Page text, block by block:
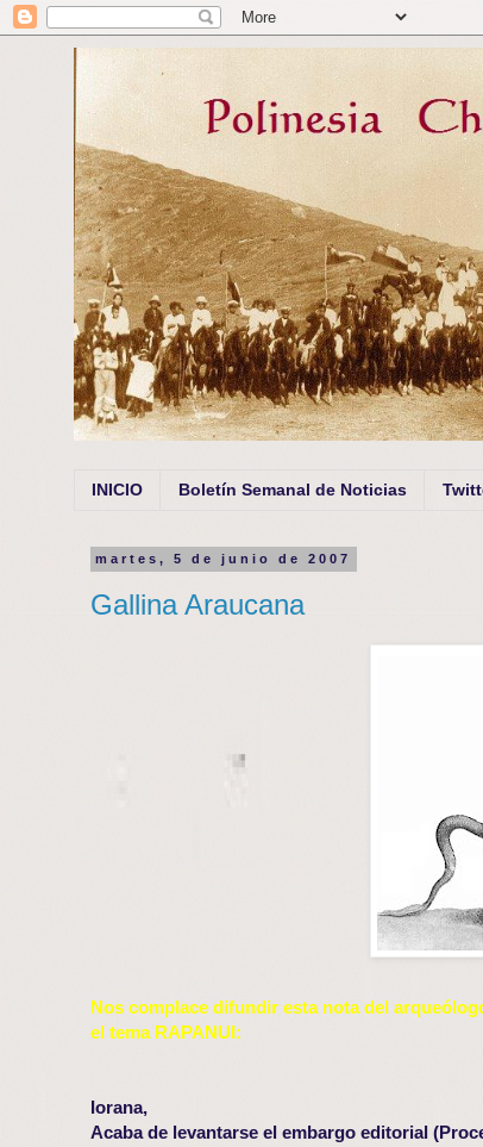
INICIO Boletín Semanal de Noticias
martes, 5 de junio de 2007
Gallina Araucana
Nos complace difundir esta nota del
el tema RAPANUI:
Iorana,
Acaba de levantarse el embargo editorial